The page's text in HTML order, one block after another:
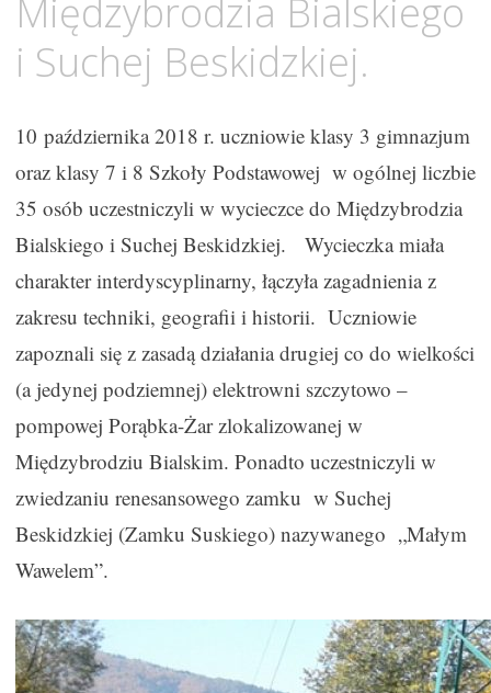
Międzybrodzia Bialskiego
i Suchej Beskidzkiej.
10 października 2018 r. uczniowie klasy 3 gimnazjum
oraz klasy 7 i 8 Szkoły Podstawowej w ogólnej liczbie
35 osób uczestniczyli w wycieczce do Międzybrodzia
Bialskiego i Suchej Beskidzkiej. Wycieczka miała
charakter interdyscyplinarny, łączyła zagadnienia z
zakresu techniki, geografii i historii. Uczniowie
zapoznali się z zasadą działania drugiej co do wielkości
(a jedynej podziemnej) elektrowni szczytowo –
pompowej Porąbka-Żar zlokalizowanej w
Międzybrodziu Bialskim. Ponadto uczestniczyli w
zwiedzaniu renesansowego zamku w Suchej
Beskidzkiej (Zamku Suskiego) nazywanego „Małym
Wawelem”.